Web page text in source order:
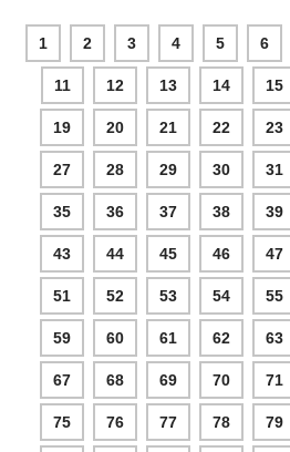
1 2 3 4 5 6
11 12 13 14 15
19 20 21 22 23
27 28 29 30 31
35 36 37 38 39
43 44 45 46 47
51 52 53 54 55
59 60 61 62 63
67 68 69 70 71
75 76 77 78 79